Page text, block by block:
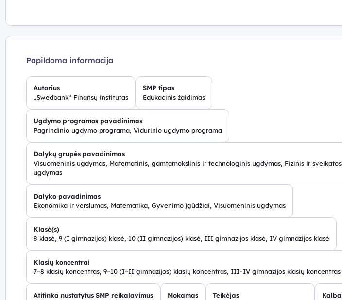
Papildoma informacija
Autorius
„Swedbank“ Finansų institutas
SMP tipas
Edukacinis žaidimas
Ugdymo programos pavadinimas
Pagrindinio ugdymo programa, Vidurinio ugdymo programa
Dalykų grupės pavadinimas
Visuomeninis ugdymas, Matematinis, gamtamokslinis ir technologinis ugdymas, Fizinis ir sveikatos
ugdymas
Dalyko pavadinimas
Ekonomika ir verslumas, Matematika, Gyvenimo įgūdžiai, Visuomeninis ugdymas
Klasė(s)
8 klasė, 9 (I gimnazijos) klasė, 10 (II gimnazijos) klasė, III gimnazijos klasė, IV gimnazijos klasė
Klasių koncentrai
7–8 klasių koncentras, 9–10 (I–II gimnazijos) klasių koncentras, III–IV gimnazijos klasių koncentras
Atitinka nustatytus SMP reikalavimus
Mokamas
Teikėjas
Kalba